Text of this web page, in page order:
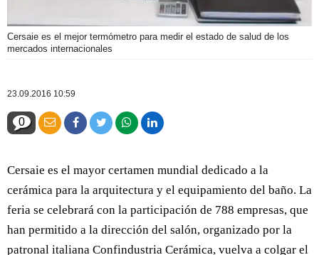
Cersaie es el mejor termómetro para medir el estado de salud de los
mercados internacionales
23.09.2016 10:59
0
Cersaie es el mayor certamen mundial dedicado a la
cerámica para la arquitectura y el equipamiento del baño. La
feria se celebrará con la participación de 788 empresas, que
han permitido a la dirección del salón, organizado por la
patronal italiana Confindustria Cerámica, vuelva a colgar el